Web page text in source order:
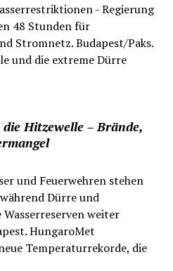
- Regierung
48 Stunden für
Stromnetz. Budapest/Paks.
und die extreme Dürre
Hitzewelle – Brände,
und Feuerwehren stehen
Dürre und
weiter
HungaroMet
Temperaturrekorde, die